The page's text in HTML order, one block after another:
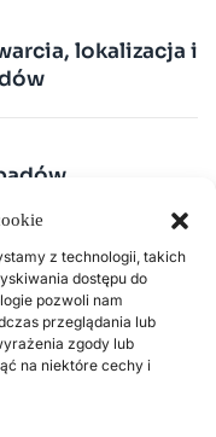
z technologii, takich
dostępu do
pozwoli nam
przeglądania lub
zgody lub
na niektóre cechy i
lokalizacja i
w